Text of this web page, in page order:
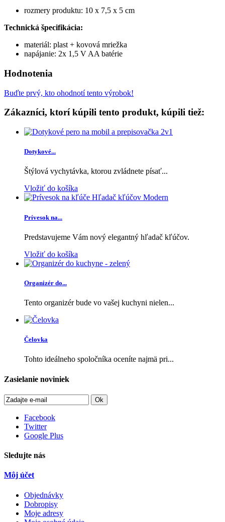
rozmery produktu: 10 x 7,5 x 5 cm
Technická špecifikácia:
materiál: plast + kovová mriežka
napájanie: 2x 1,5 V AA batérie
Hodnotenia
Buďte prvý, kto ohodnotí tento výrobok!
Zákazníci, ktorí kúpili tento produkt, kúpili tiež:
Dotykové...
Štýlová vychytávka, ktorou zvládnete písať...
Vložiť do košíka
Prívesok na...
Predstavujeme Vám nový elegantný hľadač kľúčov.
Vložiť do košíka
Organizér do...
Tento organizér bude vo vašej kuchyni nielen...
Čelovka
Tohto ideálneho spoločníka oceníte najmä pri...
Zasielanie noviniek
Ok
Facebook
Twitter
Google Plus
Sledujte nás
Môj účet
Objednávky
Dobropisy
Moje adresy